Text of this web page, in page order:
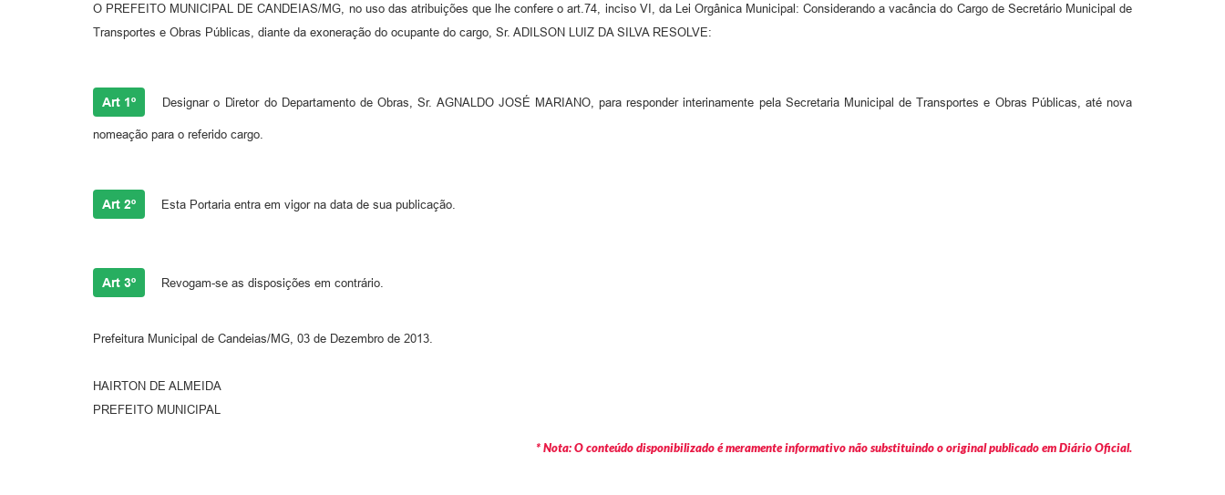
O PREFEITO MUNICIPAL DE CANDEIAS/MG, no uso das atribuições que lhe confere o art.74, inciso VI, da Lei Orgânica Municipal: Considerando a vacância do Cargo de Secretário Municipal de
Transportes e Obras Públicas, diante da exoneração do ocupante do cargo, Sr. ADILSON LUIZ DA SILVA RESOLVE:
Art 1º Designar o Diretor do Departamento de Obras, Sr. AGNALDO JOSÉ MARIANO, para responder interinamente pela Secretaria Municipal de Transportes e Obras Públicas, até nova
nomeação para o referido cargo.
Art 2º Esta Portaria entra em vigor na data de sua publicação.
Art 3º Revogam-se as disposições em contrário.
Prefeitura Municipal de Candeias/MG, 03 de Dezembro de 2013.
HAIRTON DE ALMEIDA
PREFEITO MUNICIPAL
* Nota: O conteúdo disponibilizado é meramente informativo não substituindo o original publicado em Diário Oficial.